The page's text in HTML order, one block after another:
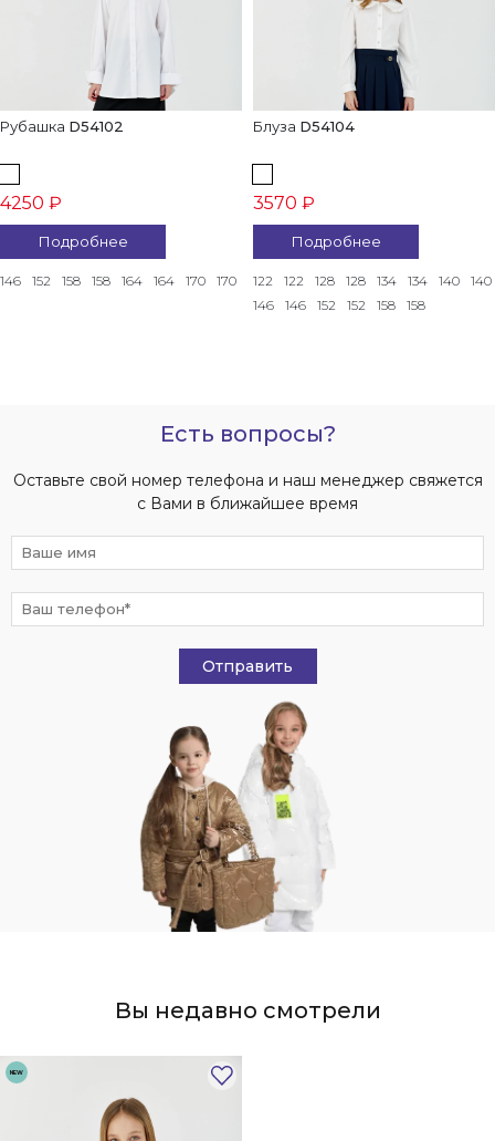
Рубашка D54102
4250 ₽
Подробнее
146 152 158 158 164 164 170 170
Блуза D54104
3570 ₽
Подробнее
122 122 128 128 134 134 140
140
146
146 152 152 158 158
Есть вопросы?
Оставьте свой номер телефона и наш менеджер свяжется
с Вами в ближайшее время
Отправить
Вы недавно смотрели
NEW